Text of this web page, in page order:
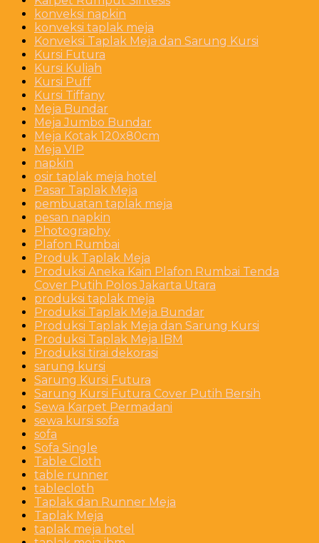
konveksi napkin
konveksi taplak meja
Konveksi Taplak Meja dan Sarung Kursi
Kursi Futura
Kursi Kuliah
Kursi Puff
Kursi Tiffany
Meja Bundar
Meja Jumbo Bundar
Meja Kotak 120x80cm
Meja VIP
napkin
osir taplak meja hotel
Pasar Taplak Meja
pembuatan taplak meja
pesan napkin
Photography
Plafon Rumbai
Produk Taplak Meja
Produksi Aneka Kain Plafon Rumbai Tenda
Cover Putih Polos Jakarta Utara
produksi taplak meja
Produksi Taplak Meja Bundar
Produksi Taplak Meja dan Sarung Kursi
Produksi Taplak Meja IBM
Produksi tirai dekorasi
sarung kursi
Sarung Kursi Futura
Sarung Kursi Futura Cover Putih Bersih
Sewa Karpet Permadani
sewa kursi sofa
sofa
Sofa Single
Table Cloth
table runner
tablecloth
Taplak dan Runner Meja
Taplak Meja
taplak meja hotel